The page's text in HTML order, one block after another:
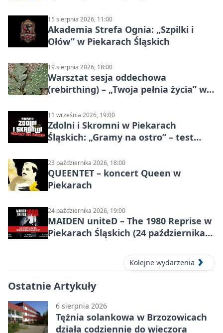
15 sierpnia 2026, 11:00
Akademia Strefa Ognia: „Szpilki i
Ołów” w Piekarach Śląskich
19 sierpnia 2026, 18:00
Warsztat sesja oddechowa
(rebirthing) – „Twoja pełnia życia” w
11 września 2026, 19:00
Zdolni i Skromni w Piekarach
Śląskich: „Gramy na ostro” – test
23 października 2026, 18:00
QUEENTET – koncert Queen w
Piekarach
24 października 2026, 19:00
MAIDEN uniteD – The 1980 Reprise w
Piekarach Śląskich (24 października
Kolejne wydarzenia
Ostatnie Artykuły
6 sierpnia 2026
Tężnia solankowa w Brzozowicach
działa codziennie do wieczora